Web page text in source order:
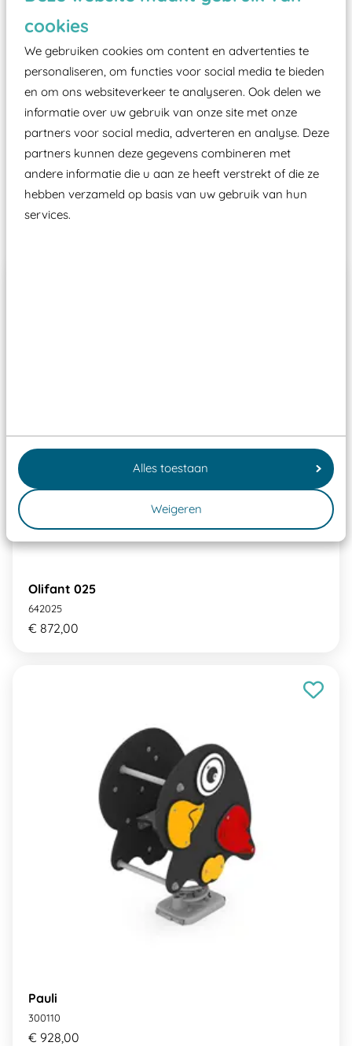
cookies
We gebruiken cookies om content en advertenties te
personaliseren, om functies voor social media te bieden
en om ons websiteverkeer te analyseren. Ook delen we
informatie over uw gebruik van onze site met onze
partners voor social media, adverteren en analyse. Deze
partners kunnen deze gegevens combineren met
andere informatie die u aan ze heeft verstrekt of die ze
hebben verzameld op basis van uw gebruik van hun
services.
Alles toestaan
Weigeren
Elk speeltoestel in de openbare ruimte voorzien
moet zijn van een typekeuring, -plaatje en
certificering, uitgegeven door een Nederlands
aangewezen keuringsinstantie?
Wij ook speeltoestellen kunnen laten keuren zodat
ze toch binnen het Warenwetbesluit Attractie- en
Speeltoestellen vallen?
Past er goed bij
Olifant 025
642025
€ 872,00
Pauli
300110
€ 928,00